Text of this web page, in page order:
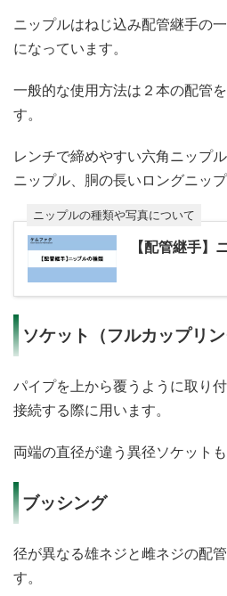
ニップルはねじ込み配管継手の
になっています。
一般的な使用方法は２本の配管
す。
レンチで締めやすい六角ニップ
ニップル、胴の長いロングニッ
【配管継手】
ニップルの種類や写真について
ソケット（フルカップリン
パイプを上から覆うように取り
接続する際に用います。
両端の直径が違う異径ソケットも
ブッシング
径が異なる雄ネジと雌ネジの配
す。